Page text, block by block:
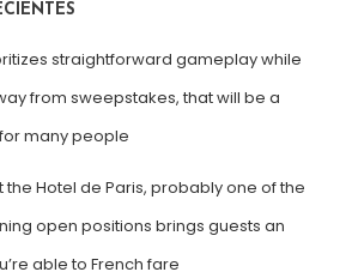
straightforward gameplay while
from sweepstakes, that will be a
many people
the Hotel de Paris, probably one of the
open positions brings guests an
able to French fare